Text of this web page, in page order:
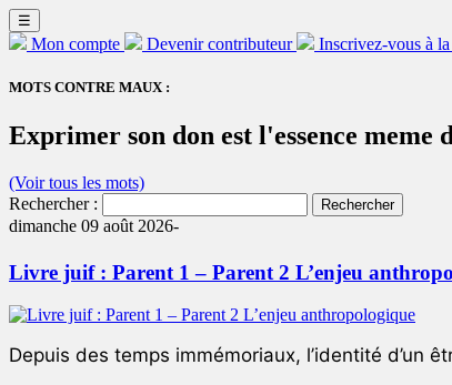
☰
Mon compte Devenir contributeur Inscrivez-vous à
MOTS CONTRE MAUX :
Exprimer son don est l'essence meme
(Voir tous les mots)
Rechercher :
dimanche 09 août 2026-
Livre juif : Parent 1 – Parent 2 L’enjeu
Depuis des temps immémoriaux, l’identité d’un